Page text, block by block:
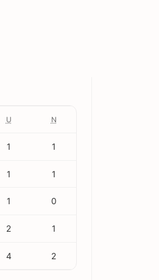
U N
1 1
1 1
1 0
2 1
4 2